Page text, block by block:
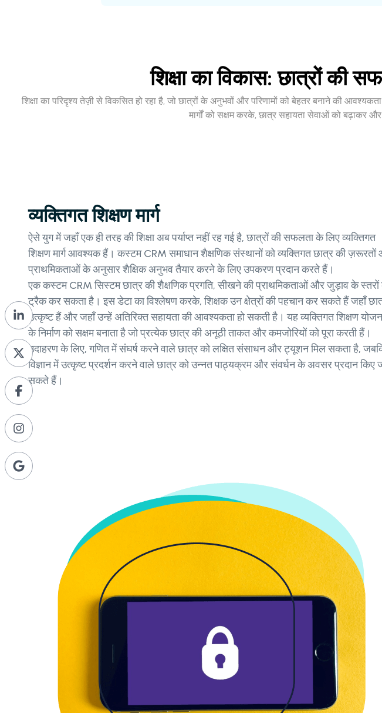
शिक्षा का विकास: छात्रों की
शिक्षा का परिदृश्य तेज़ी से विकसित हो रहा है, जो छात्रों के अनुभवों और परिणामों को बेहतर बनाने की
मार्गों को सक्षम करके, छात्र सहायता सेवाओं को बढ़ाकर और
व्यक्तिगत शिक्षण मार्ग
ऐसे युग में जहाँ एक ही तरह की शिक्षा अब पर्याप्त नहीं रह गई है, छात्रों की सफलता के लिए व्यक्तिगत
शिक्षण मार्ग आवश्यक हैं। कस्टम CRM समाधान शैक्षणिक संस्थानों को व्यक्तिगत छात्र की
प्राथमिकताओं के अनुसार शैक्षिक अनुभव तैयार करने के लिए उपकरण प्रदान करते हैं।
एक कस्टम CRM सिस्टम छात्र की शैक्षणिक प्रगति, सीखने की प्राथमिकताओं और जुड़ाव के स्तरों
ट्रैक कर सकता है। इस डेटा का विश्लेषण करके, शिक्षक उन क्षेत्रों की पहचान कर सकते हैं जहाँ
उत्कृष्ट हैं और जहाँ उन्हें अतिरिक्त सहायता की आवश्यकता हो सकती है। यह व्यक्तिगत शिक्षण
के निर्माण को सक्षम बनाता है जो प्रत्येक छात्र की अनूठी ताकत और कमजोरियों को पूरा करती हैं।
उदाहरण के लिए, गणित में संघर्ष करने वाले छात्र को लक्षित संसाधन और ट्यूशन मिल सकता है,
विज्ञान में उत्कृष्ट प्रदर्शन करने वाले छात्र को उन्नत पाठ्यक्रम और संवर्धन के अवसर प्रदान किए
सकते हैं।